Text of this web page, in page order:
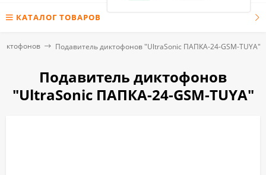
КАТАЛОГ ТОВАРОВ
Подавитель диктофонов "UltraSonic ПАПКА-24-GSM-TUYA"
Подавитель диктофонов
"UltraSonic ПАПКА-24-GSM-TUYA"